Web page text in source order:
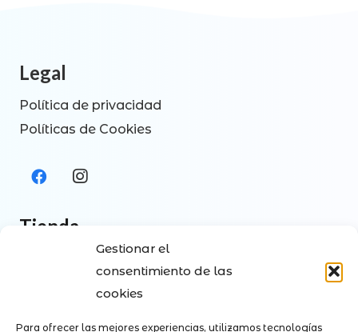
Gestionar el
consentimiento de las
cookies
Para ofrecer las mejores experiencias, utilizamos tecnologías
Legal
Política de privacidad
Políticas de Cookies
Tienda